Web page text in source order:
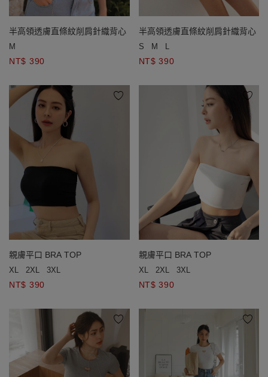
半高領透膚直條紋削肩針織背心
M
NT$ 390
半高領透膚直條紋削肩針織背心
S M
NT$ 390
親膚平口 BRA TOP
XL 2XL 3XL
NT$ 390
親膚平口 BRA TOP
XL 2XL 3XL
NT$ 390